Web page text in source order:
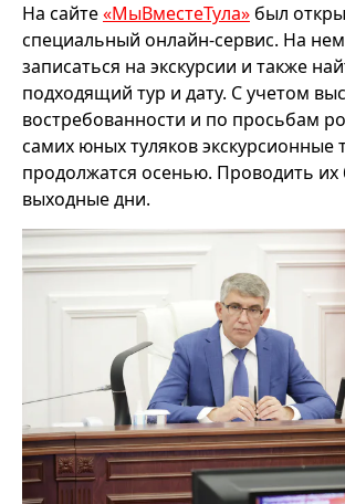
На сайте«МыВместеТула» был
специальный онлайн-сервис. На
записаться на экскурсии и также
подходящий тур и дату. С учетом
востребованности и по просьбам
самих юных туляков экскурсионные
продолжатся осенью. Проводить их
выходные дни.